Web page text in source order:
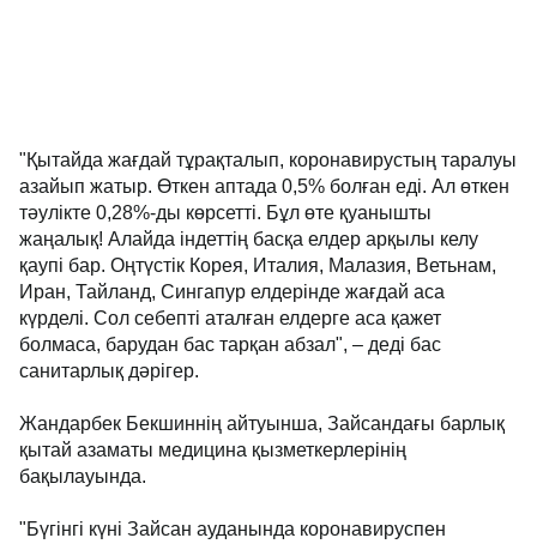
"Қытайда жағдай тұрақталып, коронавирустың таралуы
азайып жатыр. Өткен аптада 0,5% болған еді. Ал өткен
тәулікте 0,28%-ды көрсетті. Бұл өте қуанышты
жаңалық! Алайда індеттің басқа елдер арқылы келу
қаупі бар. Оңтүстік Корея, Италия, Малазия, Ветьнам,
Иран, Тайланд, Сингапур елдерінде жағдай аса
күрделі. Сол себепті аталған елдерге аса қажет
болмаса, барудан бас тарқан абзал", – деді бас
санитарлық дәрігер.
Жандарбек Бекшиннің айтуынша, Зайсандағы барлық
қытай азаматы медицина қызметкерлерінің
бақылауында.
"Бүгінгі күні Зайсан ауданында коронавируспен